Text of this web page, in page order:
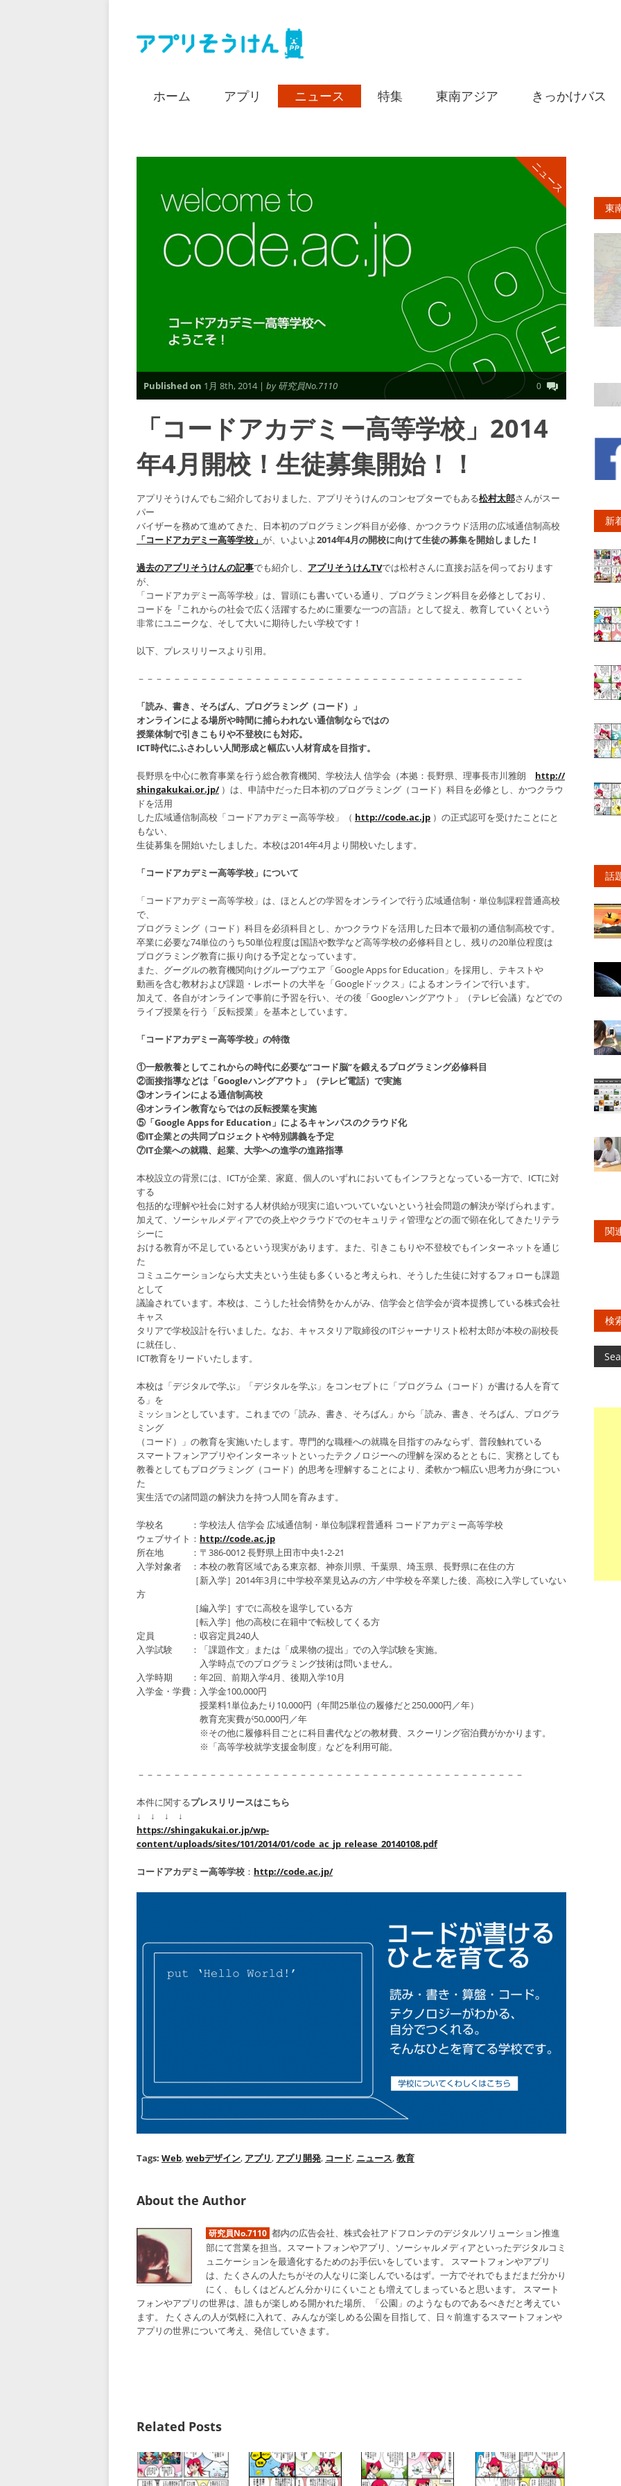
ホーム アプリ ニュース 特集 東南アジア きっかけバス
ニュース
Published on 1月 8th, 2014 | by 研究員No.7110 0
「コードアカデミー高等学校」2014
年4月開校！生徒募集開始！！
アプリそうけんでもご紹介しておりました、アプリそうけんのコンセプターでもある松村太郎さんがスー
パー
バイザーを務めて進めてきた、日本初のプログラミング科目が必修、かつクラウド活用の広域通信制高校
「コードアカデミー高等学校」 が、いよいよ2014年4月の開校に向けて生徒の募集を開始しました！
過去のアプリそうけんの記事でも紹介し、 アプリそうけんTVでは松村さんに直接お話を伺っております
が、
「コードアカデミー高等学校」は、冒頭にも書いている通り、プログラミング科目を必修としており、
コードを『これからの社会で広く活躍するために重要な一つの言語』として捉え、教育していくという
非常にユニークな、そして大いに期待したい学校です！
以下、プレスリリースより引用。
－－－－－－－－－－－－－－－－－－－－－－－－－－－－－－－－－－－－－－－－－－－
「読み、書き、そろばん、プログラミング（コード）」
オンラインによる場所や時間に捕らわれない通信制ならではの
授業体制で引きこもりや不登校にも対応。
ICT時代にふさわしい人間形成と幅広い人材育成を目指す。
長野県を中心に教育事業を行う総合教育機関、学校法人 信学会（本拠：長野県、理事長市川雅朗 http://
shingakukai.or.jp/）は、申請中だった日本初のプログラミング（コード）科目を必修とし、かつクラウ
ドを活用
した広域通信制高校「コードアカデミー高等学校」（ http://code.ac.jp ）の正式認可を受けたことにと
もない、
生徒募集を開始いたしました。本校は2014年4月より開校いたします。
「コードアカデミー高等学校」について
「コードアカデミー高等学校」は、ほとんどの学習をオンラインで行う広域通信制・単位制課程普通高校
で、
プログラミング（コード）科目を必須科目とし、かつクラウドを活用した日本で最初の通信制高校です。
卒業に必要な74単位のうち50単位程度は国語や数学など高等学校の必修科目とし、残りの20単位程度は
プログラミング教育に振り向ける予定となっています。
また、グーグルの教育機関向けグループウエア「Google Apps for Education」を採用し、テキストや
動画を含む教材および課題・レポートの大半を「Googleドックス」によるオンラインで行います。
加えて、各自がオンラインで事前に予習を行い、その後「Googleハングアウト」（テレビ会議）などでの
ライブ授業を行う「反転授業」を基本としています。
「コードアカデミー高等学校」の特徴
①一般教養としてこれからの時代に必要な“コード脳”を鍛えるプログラミング必修科目
②面接指導などは「Googleハングアウト」（テレビ電話）で実施
③オンラインによる通信制高校
④オンライン教育ならではの反転授業を実施
⑤「Google Apps for Education」によるキャンパスのクラウド化
⑥IT企業との共同プロジェクトや特別講義を予定
⑦IT企業への就職、起業、大学への進学の進路指導
本校設立の背景には、ICTが企業、家庭、個人のいずれにおいてもインフラとなっている一方で、ICTに対
する
包括的な理解や社会に対する人材供給が現実に追いついていないという社会問題の解決が挙げられます。
加えて、ソーシャルメディアでの炎上やクラウドでのセキュリティ管理などの面で顕在化してきたリテラ
シーに
おける教育が不足しているという現実があります。また、引きこもりや不登校でもインターネットを通じ
た
コミュニケーションなら大丈夫という生徒も多くいると考えられ、そうした生徒に対するフォローも課題
として
議論されています。本校は、こうした社会情勢をかんがみ、信学会と信学会が資本提携している株式会社
キャス
タリアで学校設計を行いました。なお、キャスタリア取締役のITジャーナリスト松村太郎が本校の副校長
に就任し、
ICT教育をリードいたします。
本校は「デジタルで学ぶ」「デジタルを学ぶ」をコンセプトに「プログラム（コード）が書ける人を育て
る」を
ミッションとしています。これまでの「読み、書き、そろばん」から「読み、書き、そろばん、プログラ
ミング
（コード）」の教育を実施いたします。専門的な職種への就職を目指すのみならず、普段触れている
スマートフォンアプリやインターネットといったテクノロジーへの理解を深めるとともに、実務としても
教養としてもプログラミング（コード）的思考を理解することにより、柔軟かつ幅広い思考力が身につい
た
実生活での諸問題の解決力を持つ人間を育みます。
学校名 ：学校法人 信学会 広域通信制・単位制課程普通科 コードアカデミー高等学校
ウェブサイト： http://code.ac.jp
所在地 ：〒386-0012 長野県上田市中央1-2-21
入学対象者 ：本校の教育区域である東京都、神奈川県、千葉県、埼玉県、長野県に在住の方
［新入学］2014年3月に中学校卒業見込みの方／中学校を卒業した後、高校に入学していない
方
［編入学］すでに高校を退学している方
［転入学］他の高校に在籍中で転校してくる方
定員 ：収容定員240人
入学試験 ：「課題作文」または「成果物の提出」での入学試験を実施。
入学時点でのプログラミング技術は問いません。
入学時期 ：年2回、前期入学4月、後期入学10月
入学金・学費：入学金100,000円
授業料1単位あたり10,000円（年間25単位の履修だと250,000円／年）
教育充実費が50,000円／年
※その他に履修科目ごとに科目書代などの教材費、スクーリング宿泊費がかかります。
※「高等学校就学支援金制度」などを利用可能。
－－－－－－－－－－－－－－－－－－－－－－－－－－－－－－－－－－－－－－－－－－－
本件に関するプレスリリースはこちら
↓ ↓ ↓ ↓
https://shingakukai.or.jp/wp-
content/uploads/sites/101/2014/01/code_ac_jp_release_20140108.pdf
コードアカデミー高等学校 ： http://code.ac.jp/
Tags: Web,webデザイン, アプリ, アプリ開発, コード, ニュース,教育
About the Author
研究員No.7110 都内の広告会社、株式会社アドフロンテのデジタルソリューション推進
部にて営業を担当。スマートフォンやアプリ、ソーシャルメディアといったデジタルコミ
ュニケーションを最適化するためのお手伝いをしています。 スマートフォンやアプリ
は、たくさんの人たちがその人なりに楽しんでいるはず。一方でそれでもまだまだ分かり
にく、もしくはどんどん分かりにくいことも増えてしまっていると思います。 スマート
フォンやアプリの世界は、誰もが楽しめる開かれた場所、「公園」のようなものであるべきだと考えてい
ます。 たくさんの人が気軽に入れて、みんなが楽しめる公園を目指して、日々前進するスマートフォンや
アプリの世界について考え、発信していきます。
Related Posts
東
新
話
関
検